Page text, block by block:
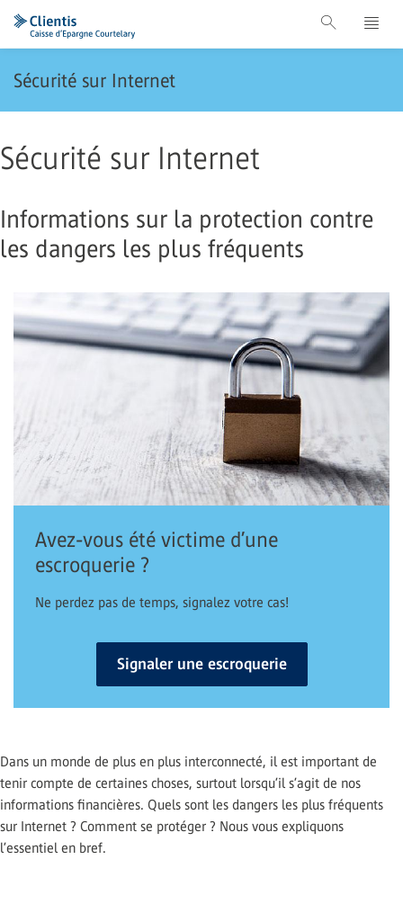
Sécurité sur Internet
Sécurité sur Internet
Informations sur la protection contre
les dangers les plus fréquents
Avez-vous été victime d’une
escroquerie ?
Ne perdez pas de temps, signalez votre cas!
Signaler une escroquerie
Dans un monde de plus en plus interconnecté, il est important de
tenir compte de certaines choses, surtout lorsqu’il s’agit de nos
informations financières. Quels sont les dangers les plus fréquents
sur Internet ? Comment se protéger ? Nous vous expliquons
l’essentiel en bref.